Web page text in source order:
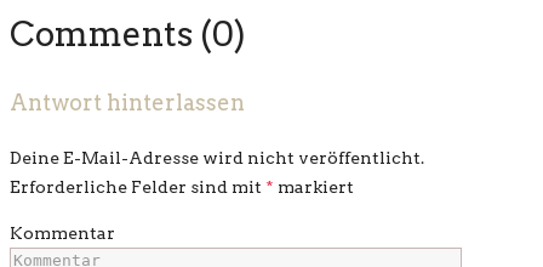
Comments (0)
Antwort hinterlassen
Deine E-Mail-Adresse wird nicht veröffentlicht.
Erforderliche Felder sind mit * markiert
Kommentar